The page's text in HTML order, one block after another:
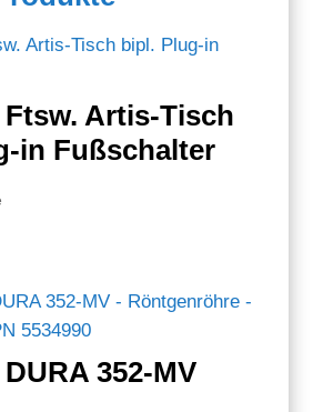
Ftsw. Artis-Tisch
in Fußschalter
352-MV